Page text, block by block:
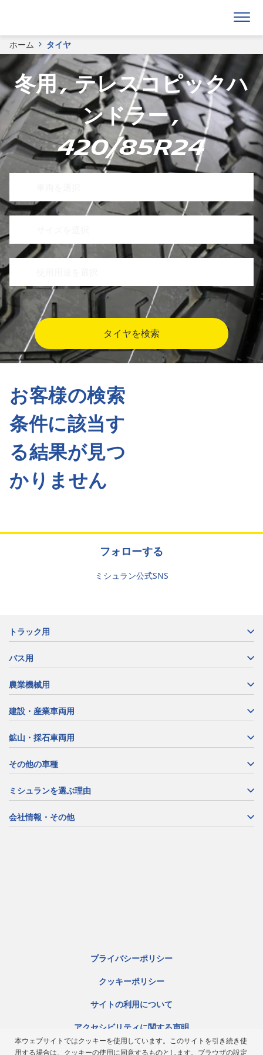
ホーム タイヤ
冬用 , テレスコピックハ
ンドラー ,
420/85R24
タイヤを検索
お客様の検索
条件に該当す
る結果が見つ
かりません
フォローする
ミシュラン公式SNS
トラック用
バス用
農業機械用
建設・産業車両用
鉱山・採石車両用
その他の車種
ミシュランを選ぶ理由
会社情報・その他
プライバシーポリシー
クッキーポリシー
サイトの利用について
アクセシビリティに関する声明
サイトマップ
本ウェブサイトではクッキーを使用しています。このサイトを引き続き使
用する場合は、クッキーの使用に同意するものとします。ブラウザの設定